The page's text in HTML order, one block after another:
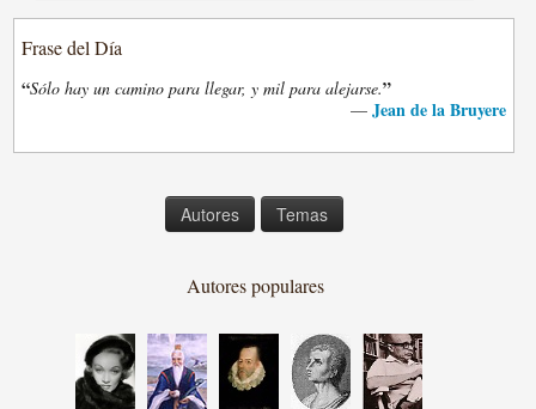
Frase del Día
“Sólo hay un camino para llegar, y mil para alejarse.”
— Jean de la Bruyere
Autores Temas
Autores populares